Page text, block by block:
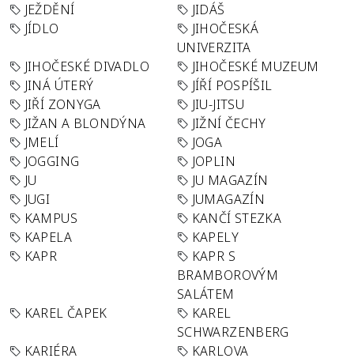
JEŽDĚNÍ
JIDÁŠ
JÍDLO
JIHOČESKÁ
UNIVERZITA
JIHOČESKÉ DIVADLO
JIHOČESKÉ MUZEUM
JINÁ ÚTERÝ
JÍŘÍ POSPÍŠIL
JIŘÍ ZONYGA
JIU-JITSU
JIŽAN A BLONDÝNA
JIŽNÍ ČECHY
JMELÍ
JOGA
JOGGING
JOPLIN
JU
JU MAGAZÍN
JUGI
JUMAGAZÍN
KAMPUS
KANČÍ STEZKA
KAPELA
KAPELY
KAPR
KAPR S
BRAMBOROVÝM
SALÁTEM
KAREL ČAPEK
KAREL
SCHWARZENBERG
KARIÉRA
KARLOVA